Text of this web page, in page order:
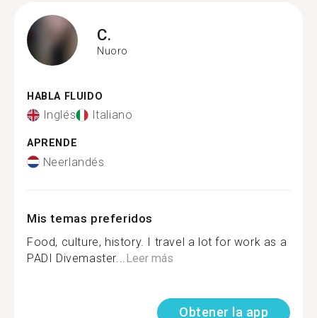
C.
Nuoro
HABLA FLUIDO
Inglés Italiano
APRENDE
Neerlandés
Mis temas preferidos
Food, culture, history. I travel a lot for work as a
PADI Divemaster... Leer más
Obtener la app